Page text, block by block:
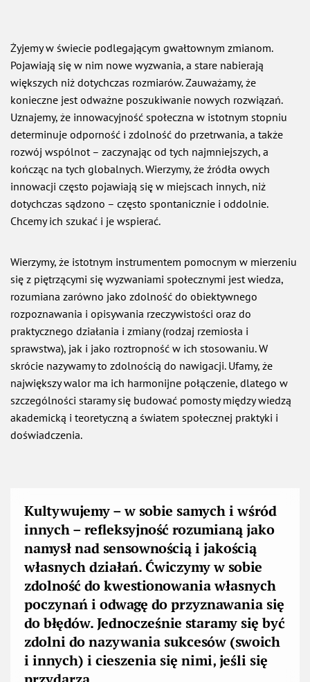
Żyjemy w świecie podlegającym gwałtownym zmianom.
Pojawiają się w nim nowe wyzwania, a stare nabierają
większych niż dotychczas rozmiarów. Zauważamy, że
konieczne jest odważne poszukiwanie nowych rozwiązań.
Uznajemy, że innowacyjność społeczna w istotnym stopniu
determinuje odporność i zdolność do przetrwania, a także
rozwój wspólnot – zaczynając od tych najmniejszych, a
kończąc na tych globalnych. Wierzymy, że źródła owych
innowacji często pojawiają się w miejscach innych, niż
dotychczas sądzono – często spontanicznie i oddolnie.
Chcemy ich szukać i je wspierać.
Wierzymy, że istotnym instrumentem pomocnym w mierzeniu
się z piętrzącymi się wyzwaniami społecznymi jest wiedza,
rozumiana zarówno jako zdolność do obiektywnego
rozpoznawania i opisywania rzeczywistości oraz do
praktycznego działania i zmiany (rodzaj rzemiosła i
sprawstwa), jak i jako roztropność w ich stosowaniu. W
skrócie nazywamy to zdolnością do nawigacji. Ufamy, że
największy walor ma ich harmonijne połączenie, dlatego w
szczególności staramy się budować pomosty między wiedzą
akademicką i teoretyczną a światem społecznej praktyki i
doświadczenia.
Kultywujemy – w sobie samych i wśród
innych – refleksyjność rozumianą jako
namysł nad sensownością i jakością
własnych działań. Ćwiczymy w sobie
zdolność do kwestionowania własnych
poczynań i odwagę do przyznawania się
do błędów. Jednocześnie staramy się być
zdolni do nazywania sukcesów (swoich
i innych) i cieszenia się nimi, jeśli się